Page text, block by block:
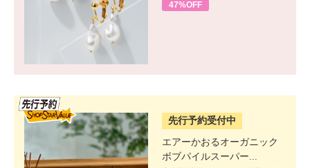
47%OFF
先行予約受付中
エアーかおるオーガニック
ボブパイルスーパー...